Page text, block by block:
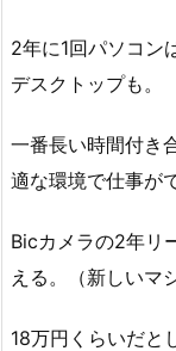
2年に1回パソコン
デスクトップも。
一番長い時間付き
適な環境で仕事が
Bicカメラの2年リ
える。（新しいマ
18万円くらいだと